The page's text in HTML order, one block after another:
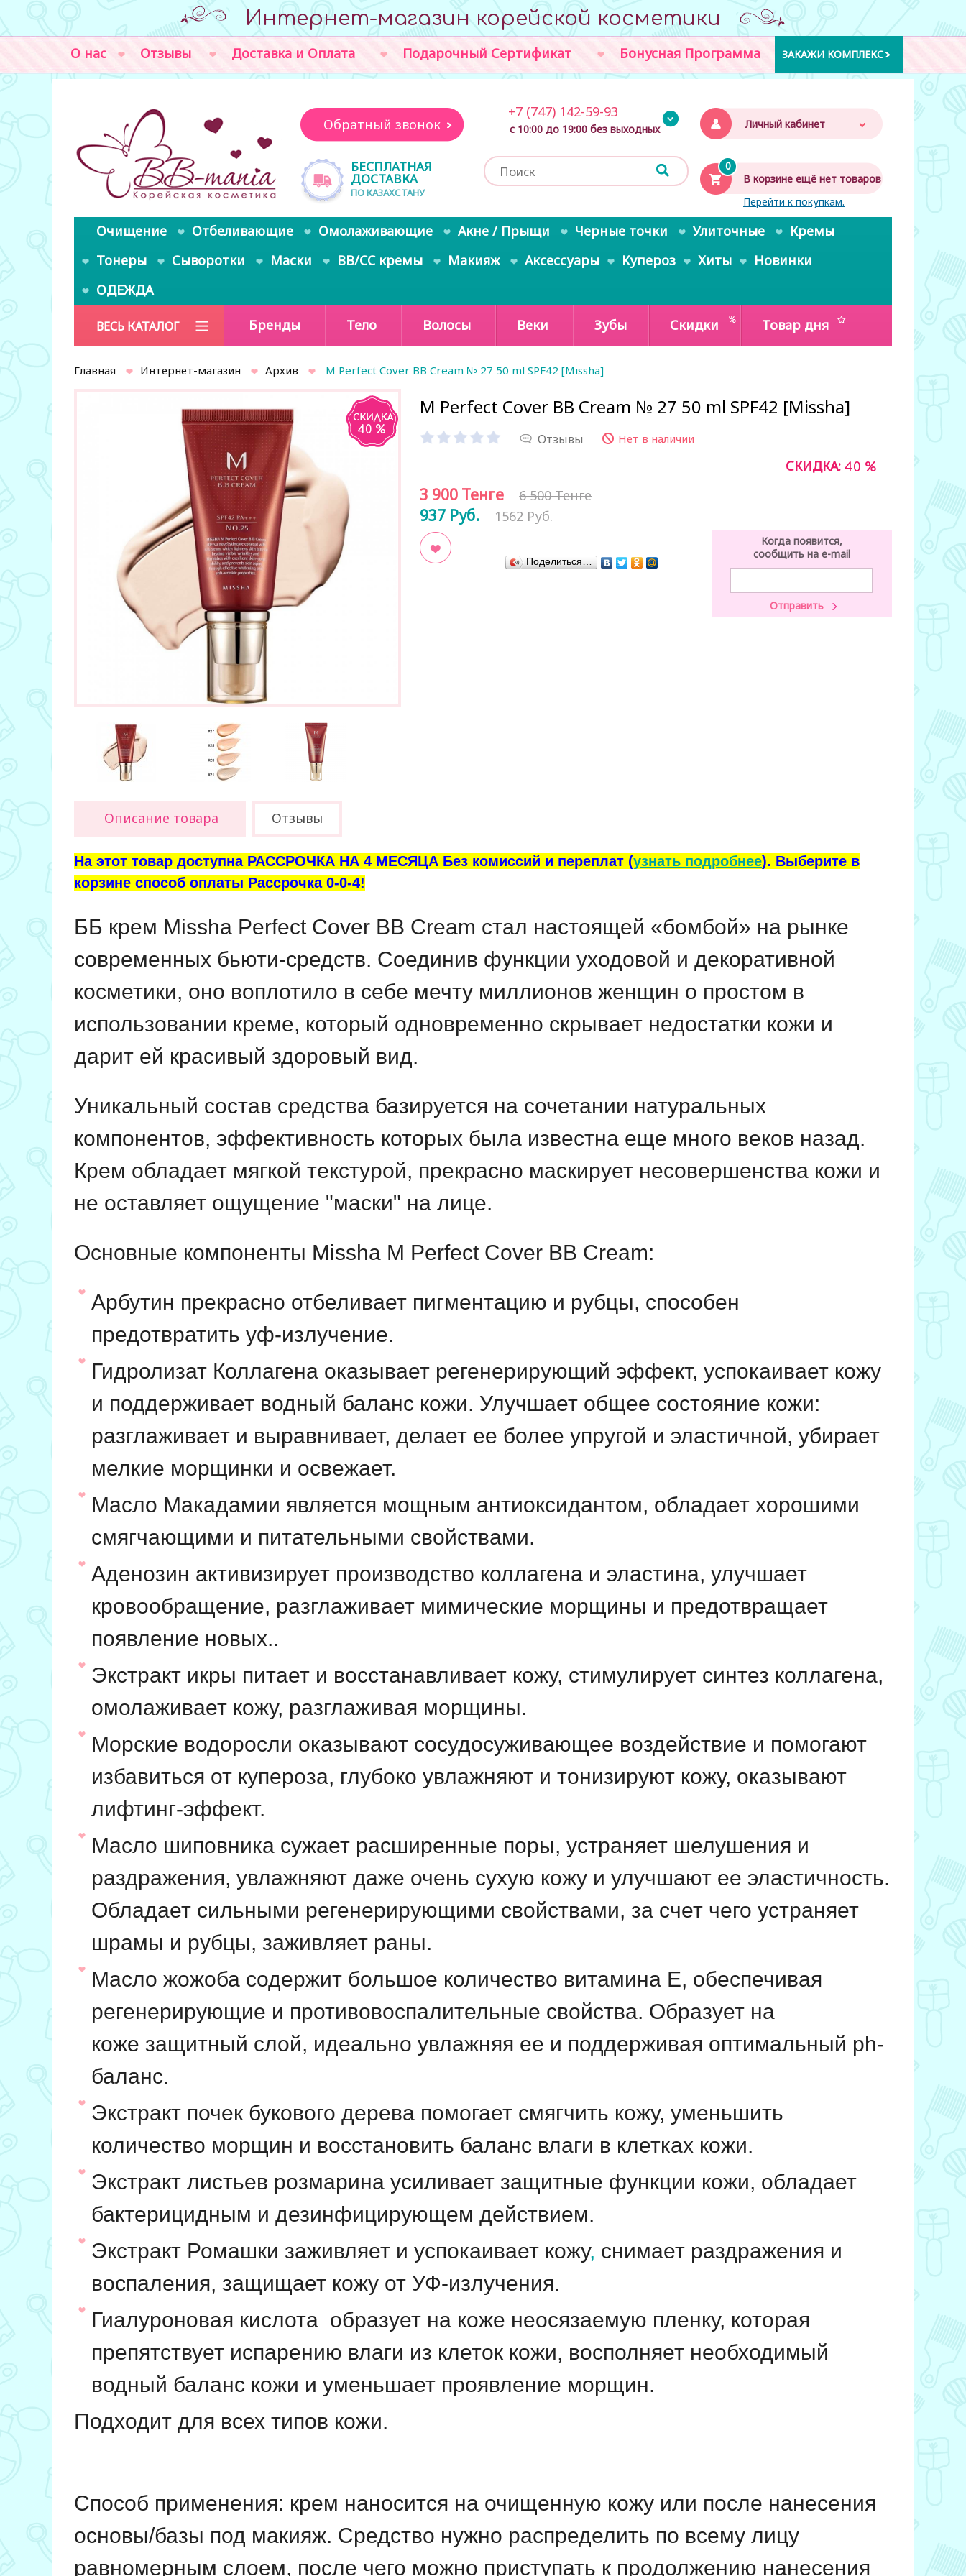
Интернет-магазин корейской косметики
О нас Отзывы Доставка и Оплата Подарочный Сертификат Бонусная Программа ЗАКАЖИ КОМПЛЕКС
Личный кабинет
0
В корзине ещё нет товаров
Перейти к покупкам.
Обратный звонок
БЕСПЛАТНАЯ
ДОСТАВКА
ПО КАЗАХСТАНУ
+7 (747) 142-59-93
с 10:00 до 19:00 без выходных
Очищение Отбеливающие Омолаживающие Акне / Прыщи Черные точки Улиточные
Кремы
Тонеры
Сыворотки Маски BB/CC кремы Макияж Аксессуары Купероз Хиты
Новинки
ОДЕЖДА
ВЕСЬ КАТАЛОГ Бренды Тело Волосы Веки Зубы Скидки Товар дня
Главная Интернет-магазин Архив M Perfect Cover BB Cream № 27 50 ml SPF42 [Missha]
40 %
M Perfect Cover BB Cream № 27 50 ml SPF42 [Missha]
Отзывы Нет в наличии
СКИДКА: 40 %
3 900 Тенге 6 500 Тенге
937 Руб. 1562 Руб.
Когда появится,
сообщить на e-mail
Поделиться…
Описание товара Отзывы
На этот товар доступна РАССРОЧКА НА 4 МЕСЯЦА Без комиссий и переплат (узнать подробнее). Выберите в
корзине способ оплаты Рассрочка 0-0-4!
ББ крем Missha Perfect Cover BB Cream стал настоящей «бомбой» на рынке
современных бьюти-средств. Соединив функции уходовой и декоративной
косметики, оно воплотило в себе мечту миллионов женщин о простом в
использовании креме, который одновременно скрывает недостатки кожи и
дарит ей красивый здоровый вид.
Уникальный состав средства базируется на сочетании натуральных
компонентов, эффективность которых была известна еще много веков назад.
Крем обладает мягкой текстурой, прекрасно маскирует несовершенства кожи и
не оставляет ощущение "маски" на лице.
Основные компоненты Missha M Perfect Cover BB Cream:
Арбутин прекрасно отбеливает пигментацию и рубцы, способен
предотвратить уф-излучение.
Гидролизат Коллагена оказывает регенерирующий эффект, успокаивает кожу
и поддерживает водный баланс кожи. Улучшает общее состояние кожи:
разглаживает и выравнивает, делает ее более упругой и эластичной, убирает
мелкие морщинки и освежает.
Масло Макадамии является мощным антиоксидантом, обладает хорошими
смягчающими и питательными свойствами.
Аденозин активизирует производство коллагена и эластина, улучшает
кровообращение, разглаживает мимические морщины и предотвращает
появление новых..
Экстракт икры питает и восстанавливает кожу, стимулирует синтез коллагена,
омолаживает кожу, разглаживая морщины.
Морские водоросли оказывают сосудосуживающее воздействие и помогают
избавиться от купероза, глубоко увлажняют и тонизируют кожу, оказывают
лифтинг-эффект.
Масло шиповника сужает расширенные поры, устраняет шелушения и
раздражения, увлажняют даже очень сухую кожу и улучшают ее эластичность.
Обладает сильными регенерирующими свойствами, за счет чего устраняет
шрамы и рубцы, заживляет раны.
Масло жожоба содержит большое количество витамина Е, обеспечивая
регенерирующие и противовоспалительные свойства. Образует на
коже защитный слой, идеально увлажняя ее и поддерживая оптимальный ph-
баланс.
Экстракт почек букового дерева помогает смягчить кожу, уменьшить
количество морщин и восстановить баланс влаги в клетках кожи.
Экстракт листьев розмарина усиливает защитные функции кожи, обладает
бактерицидным и дезинфицирующем действием.
Экстракт Ромашки заживляет и успокаивает кожу, снимает раздражения и
воспаления, защищает кожу от УФ-излучения.
Гиалуроновая кислота образует на коже неосязаемую пленку, которая
препятствует испарению влаги из клеток кожи, восполняет необходимый
водный баланс кожи и уменьшает проявление морщин.
Подходит для всех типов кожи.
Способ применения: крем наносится на очищенную кожу или после нанесения
основы/базы под макияж. Средство нужно распределить по всему лицу
равномерным слоем, после чего можно приступать к продолжению нанесения